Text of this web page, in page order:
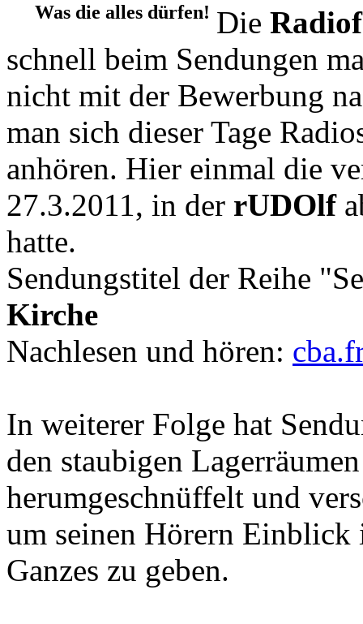
Was die alles dürfen! Die
schnell beim Sendungen
nicht mit der Bewerbung
man sich dieser Tage
anhören. Hier einmal die
27.3.2011, in der rUDOlf
hatte.
Sendungstitel der Reihe
Kirche
Nachlesen und hören:
In weiterer Folge hat
den staubigen
herumgeschnüffelt und
um seinen Hörern Einblick
Ganzes zu geben.